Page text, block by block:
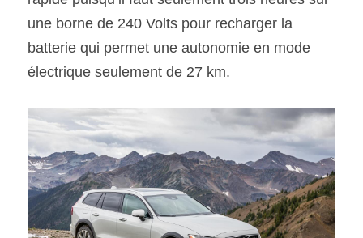
une borne de 240 Volts pour recharger la
batterie qui permet une autonomie en mode
électrique seulement de 27 km.